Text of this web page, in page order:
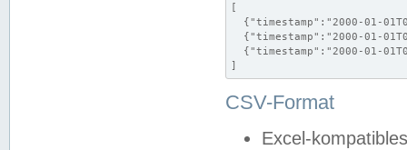
[
{"timestamp":"2000-01-
{"timestamp":"2000-01-
{"timestamp":"2000-01-
]
CSV-Format
Excel-